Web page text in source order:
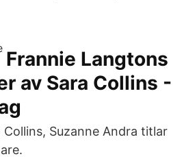
Frannie Langtons
av Sara Collins -
Collins, Suzanne Andra titlar